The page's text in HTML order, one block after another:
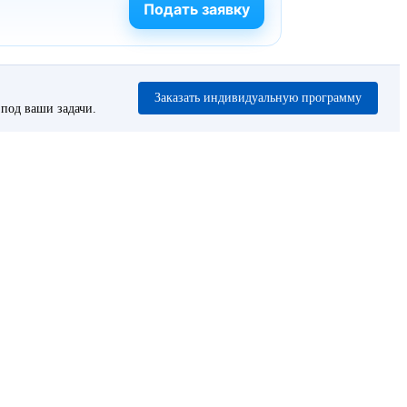
Подать заявку
ваши задачи.
Заказать индивидуальную программу